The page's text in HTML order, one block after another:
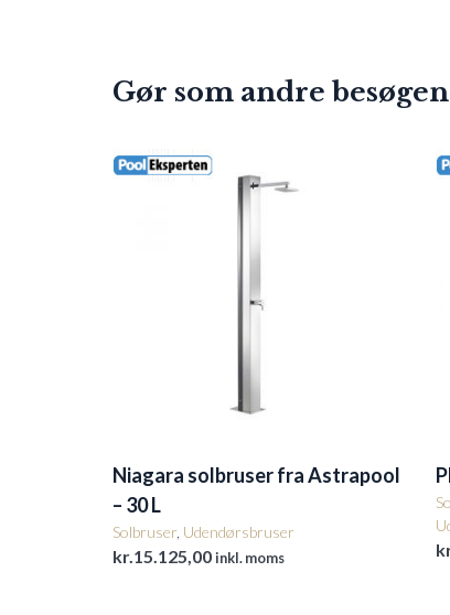
Gør som andre
Niagara solbruser fra Astrapool
– 30 L
Solbruser Udendørsbruser
kr.15.125,00inkl. moms